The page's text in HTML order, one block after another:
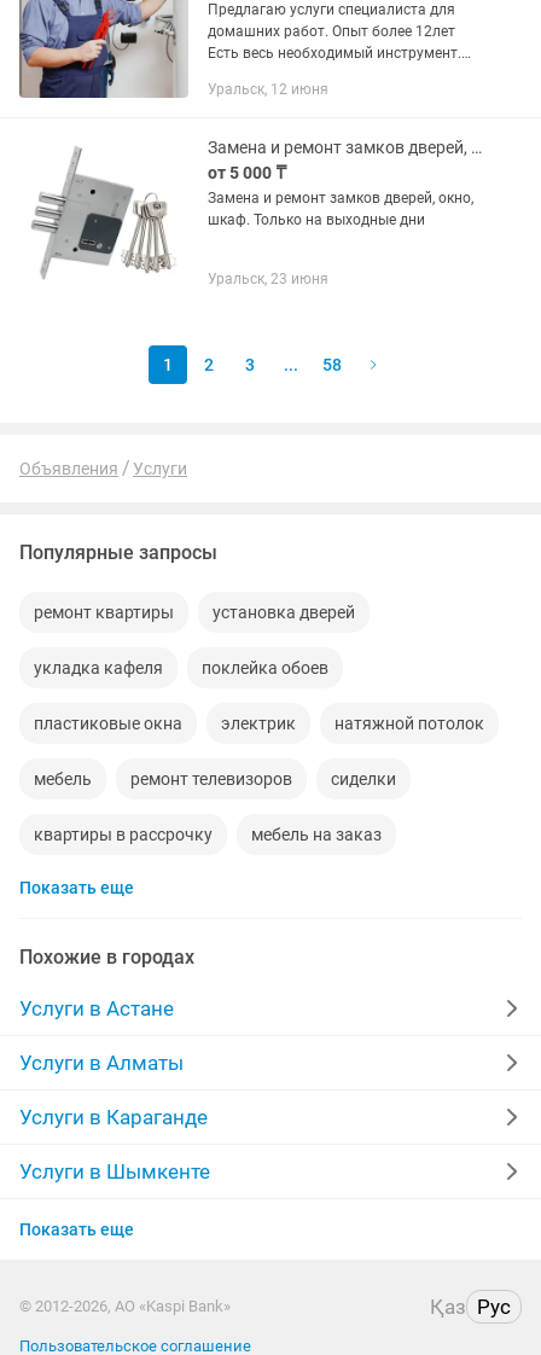
Предлагаю услуги специалиста для
домашних работ. Опыт более 12лет
Есть весь необходимый инструмент.
дому! ЭЛЕКТРОМОНТАЖНЫЕ работы,
Уральск, 12 июня
Замена и ремонт замков дверей, окно, шкаф
от 5 000 ₸
Замена и ремонт замков дверей, окно,
шкаф. Только на выходные дни
Уральск, 23 июня
1 2 3 ... 58
Объявления Услуги
Популярные запросы
ремонт квартиры установка дверей
укладка кафеля поклейка обоев
пластиковые окна электрик натяжной потолок
мебель ремонт телевизоров сиделки
квартиры в рассрочку мебель на заказ
уколы на дому
прихожая двери
стяжка полов
забор укладка ламината
камаз сварщик
сварочные работы
Показать еще
Похожие в городах
Услуги в Астане
Услуги в Алматы
Услуги в Караганде
Услуги в Шымкенте
Услуги в Усть-Каменогорске
Услуги в Актау
Показать еще
© 2012-2026, АО «Kaspi Bank» Қаз Рус
Пользовательское соглашение